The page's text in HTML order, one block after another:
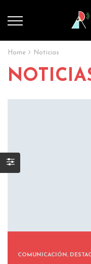
Home Noticias
COMUNICACIÓN,